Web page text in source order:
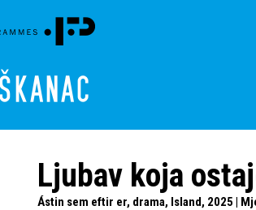
Ljubav koja
Ástin sem eftir er, drama, Island, 2025 |